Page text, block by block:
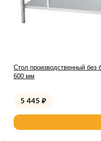
Стол производственный без
600 мм
5 445 ₽